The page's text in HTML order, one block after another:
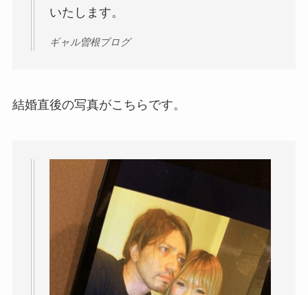
いたします。
ギャル曽根ブログ
結婚直後の写真がこちらです。